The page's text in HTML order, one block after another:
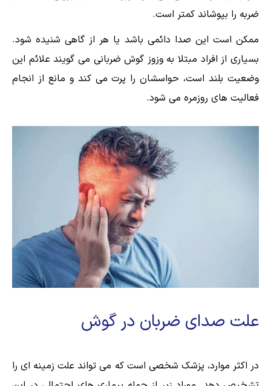
ضربه را بپوشاند کمتر است.
ممکن است این صدا دائمی باشد یا هر از گاهی شنیده شود.
بسیاری از افراد مبتلا به وزوز گوش ضربانی می گویند علائم این
وضعیت بلند است، حواسشان را پرت می کند و مانع از انجام
فعالیت های روزمره می شود.
علت صدای ضربان در گوش
در اکثر موارد، پزشک شخصی است که می تواند علت زمینه ای را